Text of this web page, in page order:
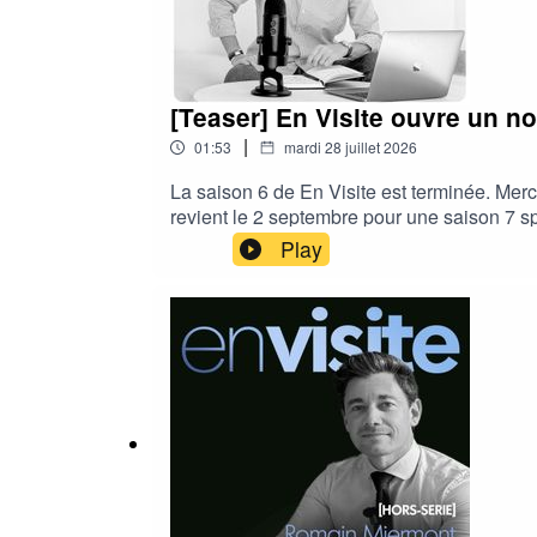
[Teaser] En Visite ouvre un
01:53 | mardi 28 juillet 2026
La saison 6 de En Visite est terminée.
revient le 2 septembre pour une saison 7
immobilière.Nouveau rythme : un
pour développer deux nouveaux
aux coulisses de l’innovation, de
Candidatez pour devenir En Visite
autour d’ateliers de co-construction, de
découvrir le premier épisode de cette
Play